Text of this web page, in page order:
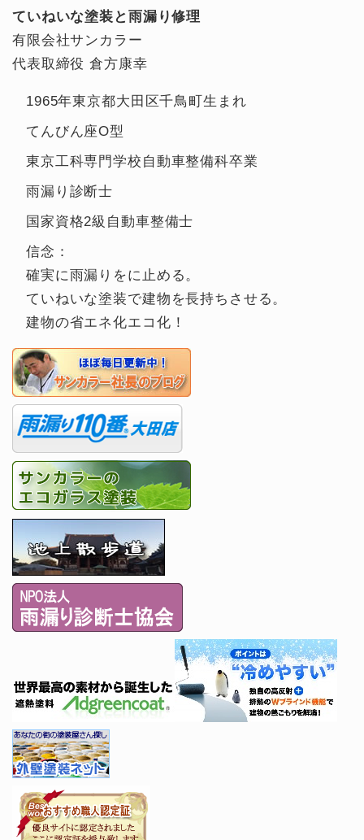
ていねいな塗装と雨漏り修理
有限会社サンカラー
代表取締役 倉方康幸
1965年東京都大田区千鳥町生まれ
てんびん座O型
東京工科専門学校自動車整備科卒業
雨漏り診断士
国家資格2級自動車整備士
信念：
確実に雨漏りをに止める。
ていねいな塗装で建物を長持ちさせる。
建物の省エネ化エコ化！